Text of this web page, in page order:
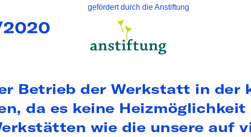
&
gefördert durch die Anstiftung
Betrieb der Werkstatt in der
da es keine
wie die unsere auf